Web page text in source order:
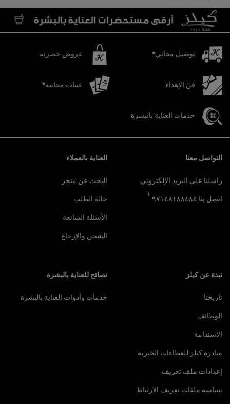
توصيل مجاني* عروض حصرية
فنّ الإهداء عينات مجانية*
خدمات العناية بالبشرة
التواصل معنا
راسلنا على البريد الإلكتروني
اتصل بنا ٩٧١٤٨١٨٨٤٨٤
+
العناية بالعملاء
البحث عن متجر
حالة الطلب
الأسئلة الشائعة
الشحن والإرجاع
نبذة عن كيلز
تاريخنا
الوظائف
الاستدامة
مبادرة كيلز للعطاءات الخيرية
إعدادات ملف تعريف
سياسة ملفات تعريف الارتباط
نصائح للعناية بالبشرة
خدمات وأدوات العناية بالبشرة